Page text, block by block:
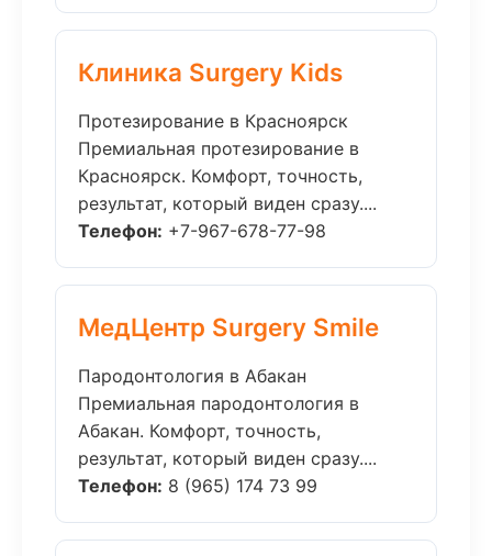
Клиника Surgery Kids
Протезирование в Красноярск
Премиальная протезирование в
Красноярск. Комфорт, точность,
результат, который виден сразу....
Телефон: +7-967-678-77-98
МедЦентр Surgery Smile
Пародонтология в Абакан
Премиальная пародонтология в
Абакан. Комфорт, точность,
результат, который виден сразу....
Телефон: 8 (965) 174 73 99